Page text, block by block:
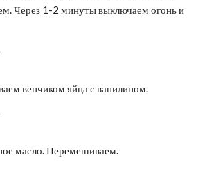
Через 1-2 минуты выключаем огонь и
венчиком яйца с ванилином.
масло. Перемешиваем.